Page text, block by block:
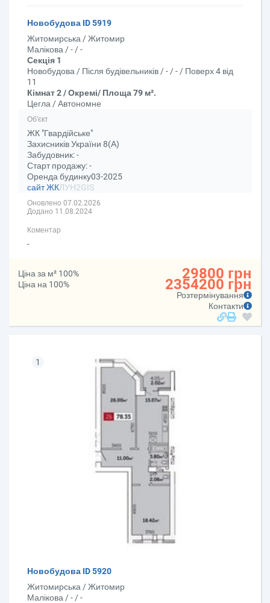
Новобудова ID 5919
Житомирська / Житомир
Малікова / - / -
Секція 1
Новобудова / Після будівельників / - / - / Поверх 4 від
11
Кімнат 2 / Окремі/ Площа 79 м².
Цегла / Автономне
Об’єкт
ЖК "Гвардійське"
Захисників України 8(А)
Забудовник: -
Старт продажу: -
Оренда будинку03-2025
сайт ЖКЛУН2GIS
Оновлено 07.02.2026
Додано 11.08.2024
Коментар
-
Ціна за м² 100% 29800 грн
Ціна на 100% 2354200 грн
Розтермінування
Контакти
1
Новобудова ID 5920
Житомирська / Житомир
Малікова / - / -